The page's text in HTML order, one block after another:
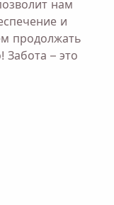
нам
и
продолжать
Забота – это